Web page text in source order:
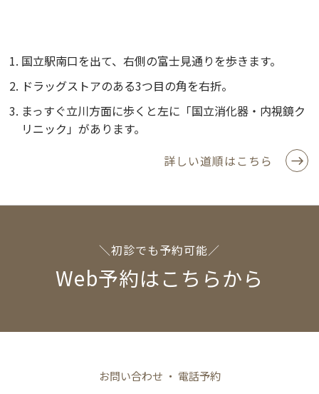
国立駅南口を出て、右側の富士見通りを歩きます。
ドラッグストアのある3つ目の角を右折。
まっすぐ立川方面に歩くと左に「国立消化器・内視鏡ク
リニック」があります。
詳しい道順はこちら
＼初診でも予約可能／
Web予約はこちらから
お問い合わせ ・ 電話予約